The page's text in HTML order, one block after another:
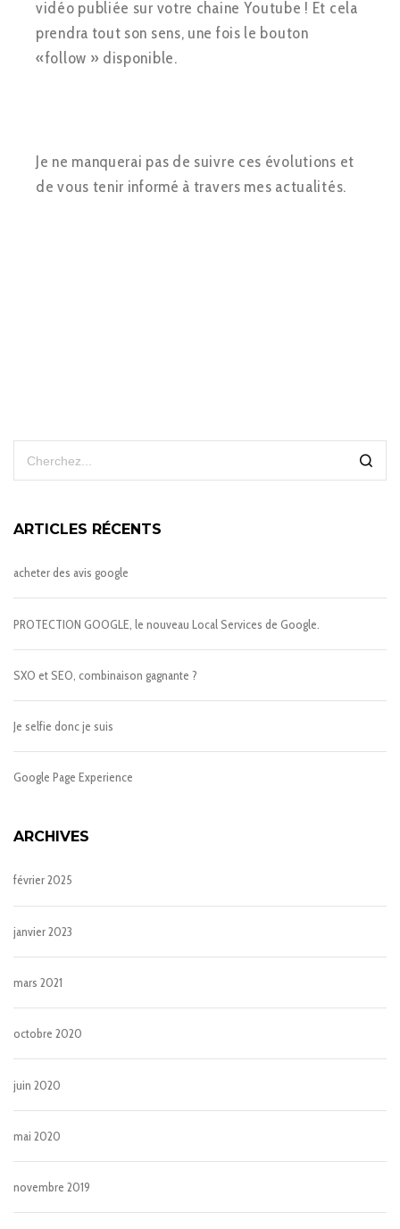
vidéo publiée sur votre chaine Youtube ! Et cela
prendra tout son sens, une fois le bouton
«follow » disponible.
Je ne manquerai pas de suivre ces évolutions et
de vous tenir informé à travers mes actualités.
ARTICLES RÉCENTS
acheter des avis google
PROTECTION GOOGLE, le nouveau Local Services de Google.
SXO et SEO, combinaison gagnante ?
Je selfie donc je suis
Google Page Experience
ARCHIVES
février 2025
janvier 2023
mars 2021
octobre 2020
juin 2020
mai 2020
novembre 2019